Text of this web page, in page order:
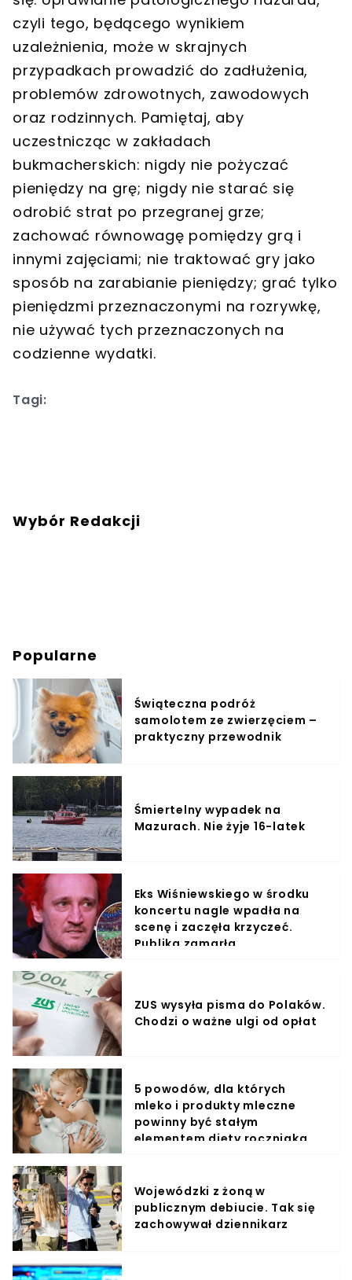
czyli tego, będącego wynikiem
uzależnienia, może w skrajnych
przypadkach prowadzić do zadłużenia,
problemów zdrowotnych, zawodowych
oraz rodzinnych. Pamiętaj, aby
uczestnicząc w zakładach
bukmacherskich: nigdy nie pożyczać
pieniędzy na grę; nigdy nie starać się
odrobić strat po przegranej grze;
zachować równowagę pomiędzy grą i
innymi zajęciami; nie traktować gry jako
sposób na zarabianie pieniędzy; grać tylko
pieniędzmi przeznaczonymi na rozrywkę,
nie używać tych przeznaczonych na
codzienne wydatki.
Tagi:
Wybór Redakcji
Popularne
Świąteczna podróż
samolotem ze zwierzęciem –
praktyczny przewodnik
Śmiertelny wypadek na
Mazurach. Nie żyje 16-latek
Eks Wiśniewskiego w środku
koncertu nagle wpadła na
scenę i zaczęła krzyczeć.
Publika zamarła
ZUS wysyła pisma do Polaków.
Chodzi o ważne ulgi od opłat
5 powodów, dla których
mleko i produkty mleczne
powinny być stałym
elementem diety roczniaka
Wojewódzki z żoną w
publicznym debiucie. Tak się
zachowywał dziennikarz